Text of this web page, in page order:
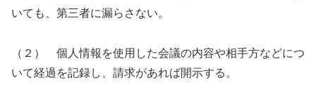
いても、第三者に漏らさない。
（２） 個人情報を使用した会議の内容や相手方などにつ
いて経過を記録し、請求があれば開示する。